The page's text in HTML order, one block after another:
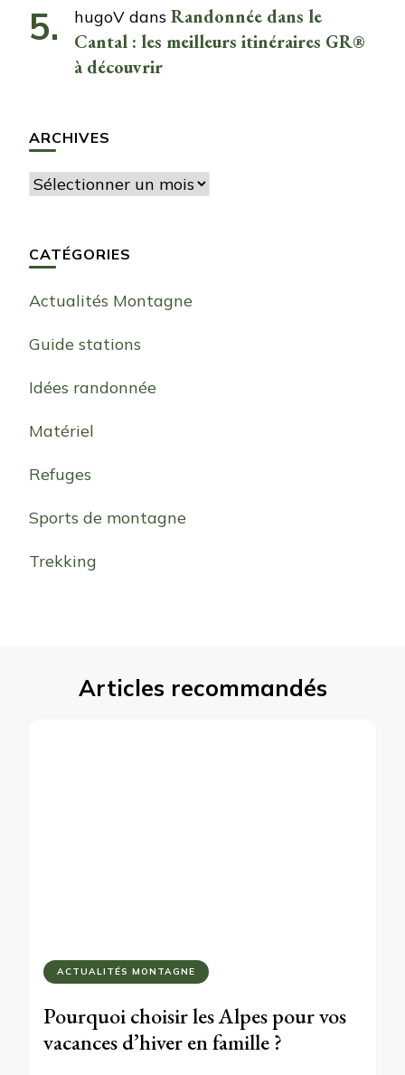
hugoV dans Randonnée dans le
Cantal : les meilleurs itinéraires GR®
à découvrir
ARCHIVES
Archives
CATÉGORIES
Actualités Montagne
Guide stations
Idées randonnée
Matériel
Refuges
Sports de montagne
Trekking
Articles recommandés
ACTUALITÉS MONTAGNE
Pourquoi choisir les Alpes pour vos
vacances d’hiver en famille ?